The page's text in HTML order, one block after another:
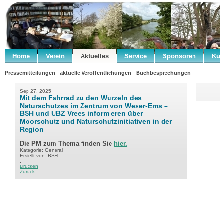
Home Verein Aktuelles Service Sponsoren
Pressemitteilungen aktuelle Veröffentlichungen Buchbesprechungen
Sep 27, 2025
Mit dem Fahrrad zu den Wurzeln des
Naturschutzes im Zentrum von Weser-Ems –
BSH und UBZ Vrees informieren über
Moorschutz und Naturschutzinitiativen in der
Region
Die PM zum Thema finden Sie hier.
Kategorie: General
Erstellt von: BSH
Drucken
Zurück